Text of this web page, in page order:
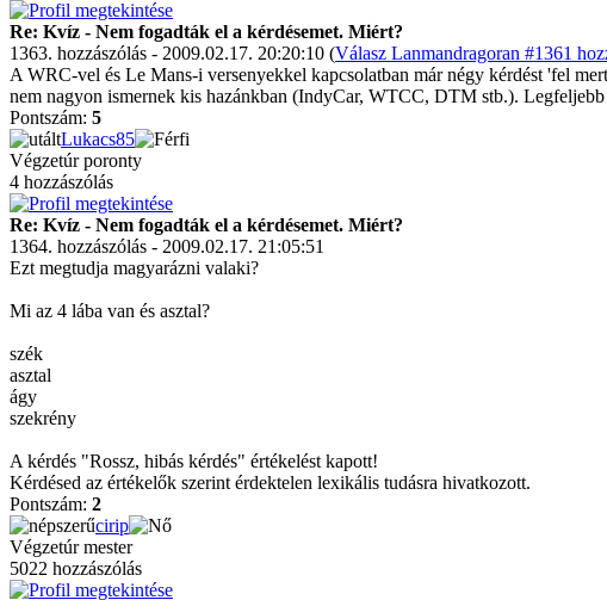
Re: Kvíz - Nem fogadták el a kérdésemet. Miért?
1363. hozzászólás - 2009.02.17. 20:20:10 (Válasz Lanmandragoran #1361
A WRC-vel és Le Mans-i versenyekkel kapcsolatban már négy kérdést 'fel
nem nagyon ismernek kis hazánkban (IndyCar, WTCC, DTM stb.).
Pontszám: 5
Lukacs85
Végzetúr poronty
4 hozzászólás
Re: Kvíz - Nem fogadták el a kérdésemet. Miért?
1364. hozzászólás - 2009.02.17. 21:05:51
Ezt megtudja magyarázni valaki?
Mi az 4 lába van és asztal?
szék
asztal
ágy
szekrény
A kérdés "Rossz, hibás kérdés" értékelést kapott!
Kérdésed az értékelők szerint érdektelen lexikális tudásra hivatkozott.
Pontszám: 2
cirip
Végzetúr mester
5022 hozzászólás